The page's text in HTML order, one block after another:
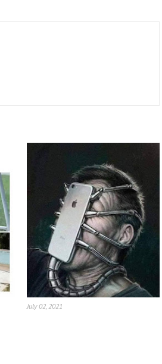
July 02, 2021